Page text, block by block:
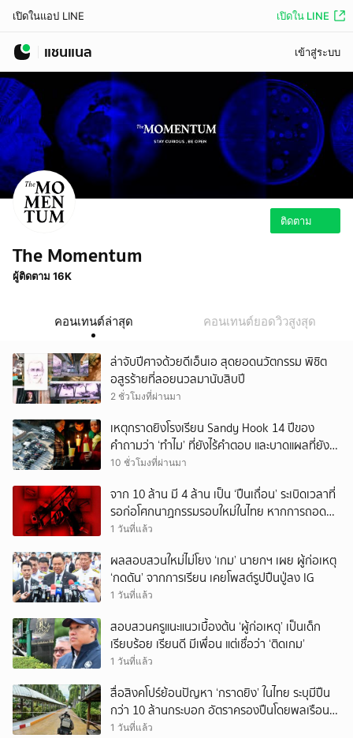
เปิดในแอป LINE เปิดใน LINE
แชนแนล เข้าสู่ระบบ
ติดตาม
The Momentum
ผู้ติดตาม 16K
คอนเทนต์ล่าสุด คอนเทนต์ยอดวิวสูงสุด
ล่าจับปีศาจด้วยดีเอ็นเอ สุดยอดนวัตกรรม พิชิต
อสูรร้ายที่ลอยนวลมานับสิบปี
2 ชั่วโมงที่ผ่านมา
เหตุกราดยิงโรงเรียน Sandy Hook 14 ปีของ
คำถามว่า ‘ทำไม’ ที่ยังไร้คำตอบ และบาดแผลที่ยัง
ทวงความรับผิดชอบไม่จบ
10 ชั่วโมงที่ผ่านมา
จาก 10 ล้าน มี 4 ล้าน เป็น ‘ปืนเถื่อน’ ระเบิดเวลาที่
รอก่อโศกนาฏกรรมรอบใหม่ในไทย หากการถอดบท
เรียนของรัฐเป็นเพียง ‘ลมปาก’
1 วันที่แล้ว
ผลสอบสวนใหม่ไม่โยง ‘เกม’ นายกฯ เผย ผู้ก่อเหตุ
‘กดดัน’ จากการเรียน เคยโพสต์รูปปืนปู่ลง IG
1 วันที่แล้ว
สอบสวนครูแนะแนวเบื้องต้น ‘ผู้ก่อเหตุ’ เป็นเด็ก
เรียบร้อย เรียนดี มีเพื่อน แต่เชื่อว่า ‘ติดเกม’
1 วันที่แล้ว
สื่อสิงคโปร์ย้อนปัญหา ‘กราดยิง’ ในไทย ระบุมีปืน
กว่า 10 ล้านกระบอก อัตราครองปืนโดยพลเรือน
สูงที่สุดในภูมิภาค
1 วันที่แล้ว